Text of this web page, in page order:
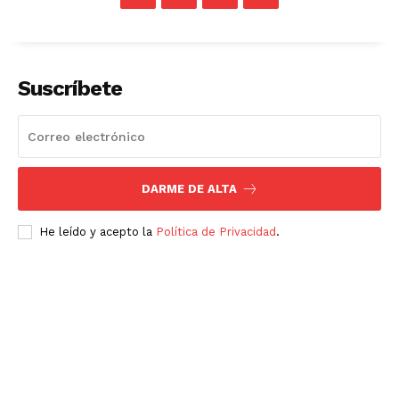
Suscríbete
DARME DE ALTA
He leído y acepto la Política de Privacidad .